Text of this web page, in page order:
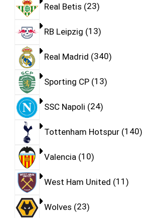
Real Betis 23
RB Leipzig 13
Real Madrid 340
Sporting CP 13
SSC Napoli 24
Tottenham Hotspur 140
Valencia 10
West Ham United 11
Wolves 23